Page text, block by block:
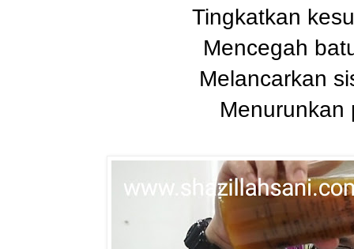
Tingkatkan
Mencegah
Melancarkan
Menurunkan